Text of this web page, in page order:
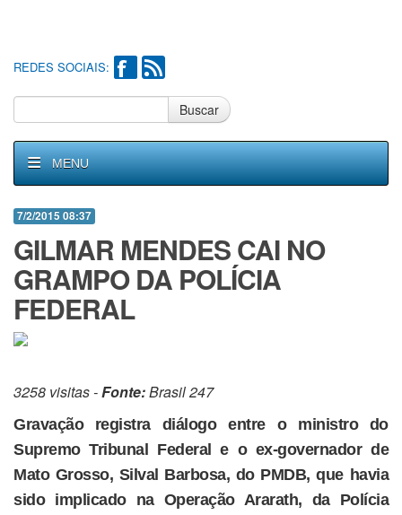
REDES SOCIAIS:
Buscar
MENU
7/2/2015 08:37
GILMAR MENDES CAI NO
GRAMPO DA POLÍCIA
FEDERAL
3258 visitas -Fonte:Brasil 247
Gravação registra diálogo entre o ministro do
Supremo Tribunal Federal e o ex-governador de
Mato Grosso, Silval Barbosa, do PMDB, que havia
sido implicado na Operação Ararath, da Polícia